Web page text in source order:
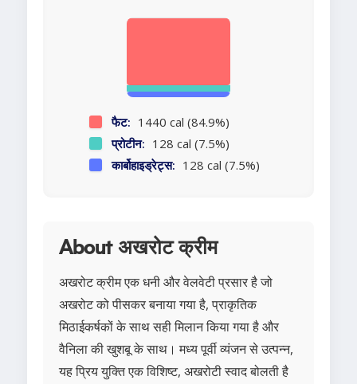
फैट: 1440 cal (84.9%)
प्रोटीन: 128 cal (7.5%)
कार्बोहाइड्रेट्स: 128 cal (7.5%)
About अखरोट क्रीम
अखरोट क्रीम एक धनी और वेलवेटी प्रसार है जो
अखरोट को पीसकर बनाया गया है, प्राकृतिक
मिठाईकर्षकों के साथ सही मिलान किया गया है और
वैनिला की खुशबू के साथ। मध्य पूर्वी व्यंजन से उत्पन्न,
यह प्रिय युक्ति एक विशिष्ट, अखरोटी स्वाद बोलती है